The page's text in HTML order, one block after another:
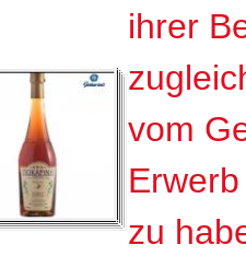
ihrer
vom
zu